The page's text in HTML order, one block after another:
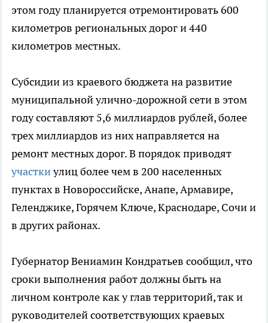
этом году планируется отремонтировать 600
километров региональных дорог и 440
километров местных.
Субсидии из краевого бюджета на развитие
муниципальной улично-дорожной сети в этом
году составляют 5,6 миллиардов рублей, более
трех миллиардов из них направляется на
ремонт местных дорог. В порядок приводят
участкиулиц более чем в 200 населенных
пунктах в Новороссийске, Анапе, Армавире,
Геленджике, Горячем Ключе, Краснодаре, Сочи и
в других районах.
Губернатор Вениамин Кондратьев сообщил, что
сроки выполнения работ должны быть на
личном контроле как у глав территорий, так и
руководителей соответствующих краевых